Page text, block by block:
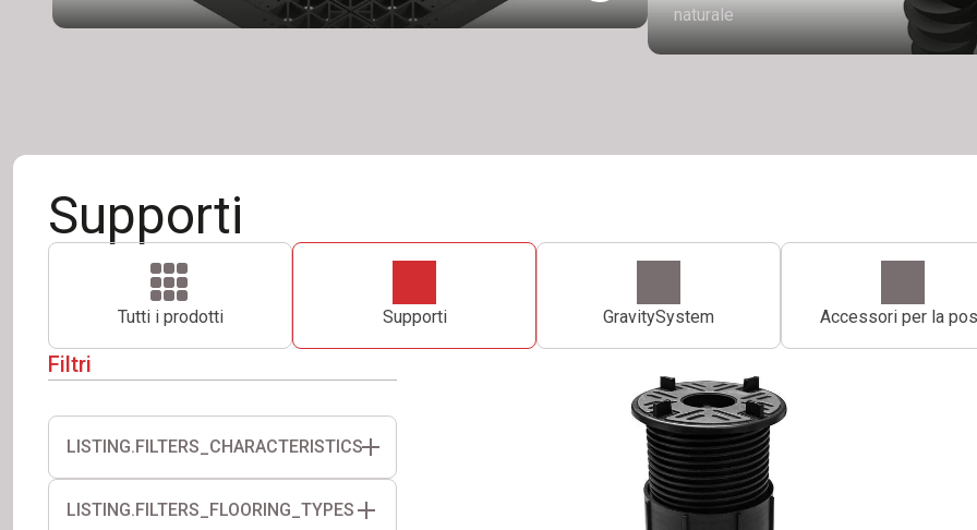
naturale
Supporti
Tutti i prodotti Supporti GravitySystem Accessori per la
Filtri
LISTING.FILTERS_CHARACTERISTICS
Regolazione laterale
LISTING.FILTERS_FLOORING_TYPES